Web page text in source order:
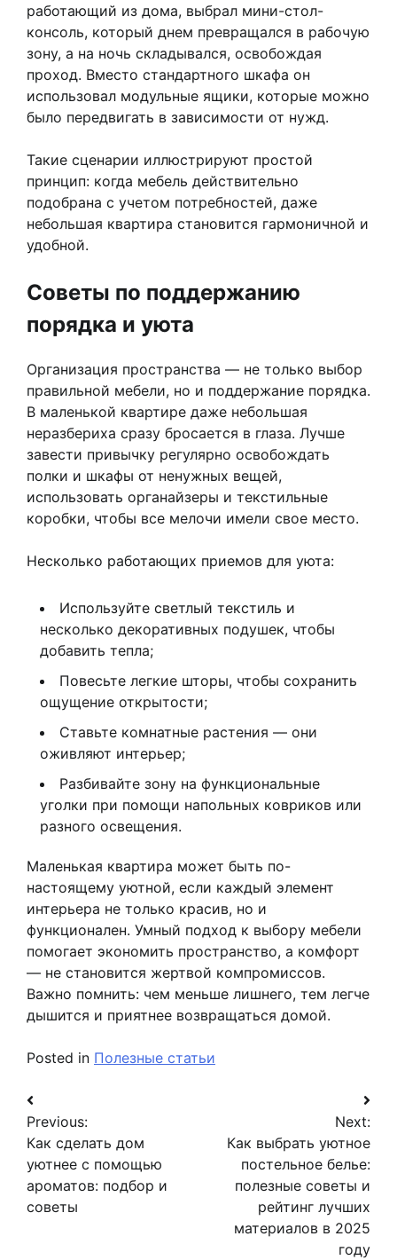
работающий из дома, выбрал мини-стол-
консоль, который днем превращался в рабочую
зону, а на ночь складывался, освобождая
проход. Вместо стандартного шкафа он
использовал модульные ящики, которые можно
было передвигать в зависимости от нужд.
Такие сценарии иллюстрируют простой
принцип: когда мебель действительно
подобрана с учетом потребностей, даже
небольшая квартира становится гармоничной и
удобной.
Советы по поддержанию
порядка и уюта
Организация пространства — не только выбор
правильной мебели, но и поддержание порядка.
В маленькой квартире даже небольшая
неразбериха сразу бросается в глаза. Лучше
завести привычку регулярно освобождать
полки и шкафы от ненужных вещей,
использовать органайзеры и текстильные
коробки, чтобы все мелочи имели свое место.
Несколько работающих приемов для уюта:
Используйте светлый текстиль и
несколько декоративных подушек, чтобы
добавить тепла;
Повесьте легкие шторы, чтобы сохранить
ощущение открытости;
Ставьте комнатные растения — они
оживляют интерьер;
Разбивайте зону на функциональные
уголки при помощи напольных ковриков или
разного освещения.
Маленькая квартира может быть по-
настоящему уютной, если каждый элемент
интерьера не только красив, но и
функционален. Умный подход к выбору мебели
помогает экономить пространство, а комфорт
— не становится жертвой компромиссов.
Важно помнить: чем меньше лишнего, тем легче
дышится и приятнее возвращаться домой.
Posted in Полезные статьи
Навигация
по
записям
Previous:
Как сделать дом
уютнее с помощью
ароматов: подбор и
советы
Next:
Как выбрать уютное
постельное белье:
полезные советы и
рейтинг лучших
материалов в 2025
году